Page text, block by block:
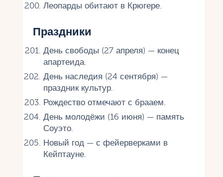
Леопарды обитают в Крюгере.
Праздники
День свободы (27 апреля) — конец
апартеида.
День наследия (24 сентября) —
праздник культур.
Рождество отмечают с брааем.
День молодёжи (16 июня) — память
Соуэто.
Новый год — с фейерверками в
Кейптауне.